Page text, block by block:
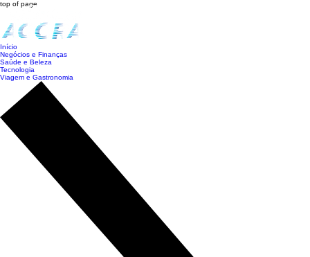
top of page
Início
Negócios e Finanças
Saúde e Beleza
Tecnologia
Viagem e Gastronomia